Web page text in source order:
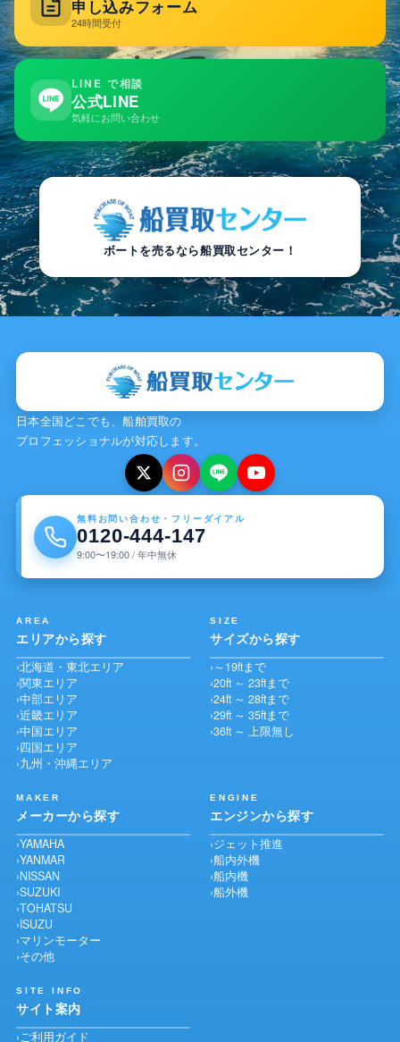
申し込みフォーム
24時間受付
LINE で相談
公式LINE
気軽にお問い合わせ
ボートを売るなら船買取センター！
日本全国どこでも、船舶買取の
プロフェッショナルが対応します。
無料お問い合わせ・フリーダイアル
0120-444-147
9:00〜19:00 / 年中無休
AREA
エリアから探す
北海道・東北エリア
関東エリア
中部エリア
近畿エリア
中国エリア
四国エリア
九州・沖縄エリア
SIZE
サイズから探す
～19ftまで
20ft ～ 23ftまで
24ft ～ 28ftまで
29ft ～ 35ftまで
36ft ～ 上限無し
MAKER
メーカーから探す
YAMAHA
YANMAR
NISSAN
SUZUKI
TOHATSU
ISUZU
マリンモーター
その他
ENGINE
エンジンから探す
ジェット推進
船内外機
船内機
船外機
SITE INFO
サイト案内
ご利用ガイド